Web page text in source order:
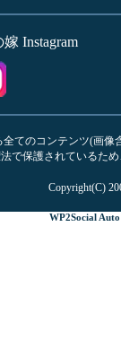
Instagram
てのコンテンツ(画
で保護されているた
Copyright(C)
WP2Social